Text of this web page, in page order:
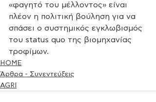
«φαγητό του μέλλοντος» είναι
πλέον η πολιτική βούληση για να
σπάσει ο συστημικός εγκλωβισμός
του status quo της βιομηχανίας
τροφίμων.
HOME
Άρθρα - Συνεντεύξεις
AGRI